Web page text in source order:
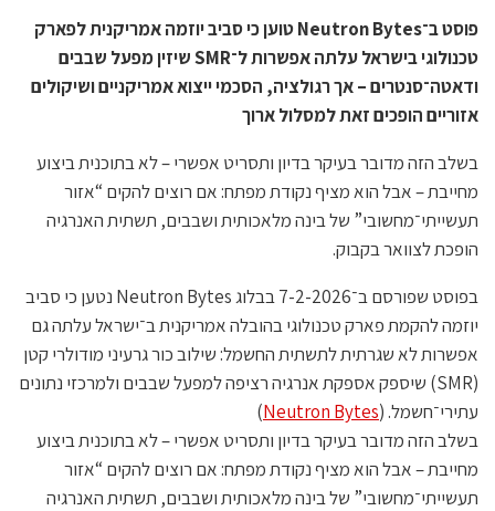
פוסט ב־Neutron Bytes טוען כי סביב יוזמה אמריקנית לפארק
טכנולוגי בישראל עלתה אפשרות ל־SMR שיזין מפעל שבבים
ודאטה־סנטרים – אך רגולציה, הסכמי ייצוא אמריקניים ושיקולים
אזוריים הופכים זאת למסלול ארוך
בשלב הזה מדובר בעיקר בדיון ותסריט אפשרי – לא בתוכנית ביצוע
מחייבת – אבל הוא מציף נקודת מפתח: אם רוצים להקים “אזור
תעשייתי־מחשובי” של בינה מלאכותית ושבבים, תשתית האנרגיה
הופכת לצוואר בקבוק.
בפוסט שפורסם ב־7-2-2026 בבלוג Neutron Bytes נטען כי סביב
יוזמה להקמת פארק טכנולוגי בהובלה אמריקנית ב־ישראל עלתה גם
אפשרות לא שגרתית לתשתית החשמל: שילוב כור גרעיני מודולרי קטן
(SMR) שיספק אספקת אנרגיה רציפה למפעל שבבים ולמרכזי נתונים
עתירי־חשמל. (Neutron Bytes
)
בשלב הזה מדובר בעיקר בדיון ותסריט אפשרי – לא בתוכנית ביצוע
מחייבת – אבל הוא מציף נקודת מפתח: אם רוצים להקים “אזור
תעשייתי־מחשובי” של בינה מלאכותית ושבבים, תשתית האנרגיה